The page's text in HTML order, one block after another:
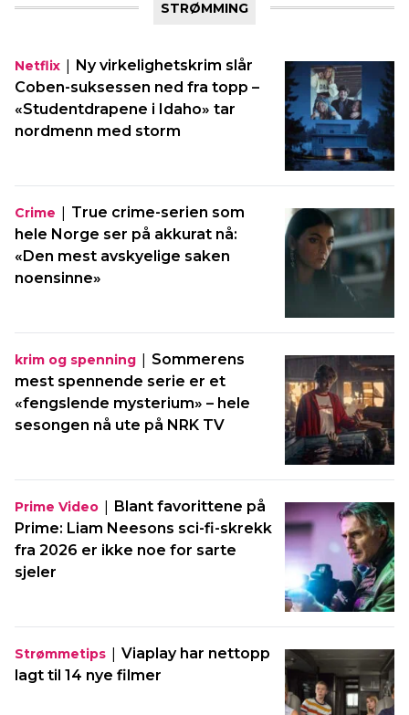
STRØMMING
Netflix | Ny virkelighetskrim slår
Coben-suksessen ned fra topp –
«Studentdrapene i Idaho» tar
nordmenn med storm
Crime | True crime-serien som
hele Norge ser på akkurat nå:
«Den mest avskyelige saken
noensinne»
krim og spenning | Sommerens
mest spennende serie er et
«fengslende mysterium» – hele
sesongen nå ute på NRK TV
Prime Video | Blant favorittene på
Prime: Liam Neesons sci-fi-skrekk
fra 2026 er ikke noe for sarte
sjeler
Strømmetips | Viaplay har nettopp
lagt til 14 nye filmer